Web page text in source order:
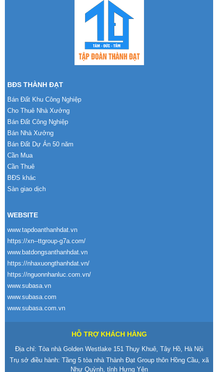
BĐS THÀNH ĐẠT
Bán Đất Khu Công Nghiệp
Cho Thuê Nhà Xưởng
Bán Đất Công Nghiệp
Bán Nhà Xưởng
Bán Đất Dự Án 50 năm
Cần Mua
Cần Thuê
BĐS khác
Sàn giao dịch
WEBSITE
www.tapdoanthanhdat.vn
https://xn--ttgroup-g7a.com/
www.batdongsanthanhdat.vn
https://nhaxuongthanhdat.vn/
https://nguonnhanluc.com.vn/
www.subasa.vn
www.subasa.com
www.subasa.com.vn
HỖ TRỢ KHÁCH HÀNG
Địa chỉ: Tòa nhà Golden Westlake 151 Thụy Khuê, Tây Hồ, Hà Nội
Trụ sở điều hành: Tầng 5 tòa nhà Thành Đạt Group thôn Hồng Cầu, xã
Như Quỳnh, tỉnh Hưng Yên